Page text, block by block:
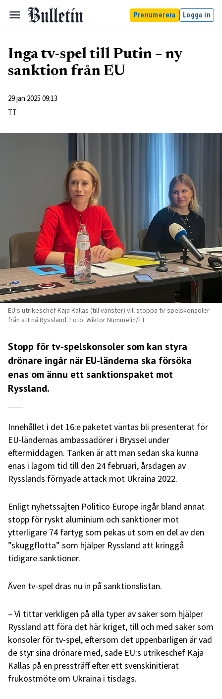
Prenumerera Logga in
Inga tv-spel till Putin – ny
sanktion från EU
29 jan 2025 09:13
TT
EU:s utrikeschef Kaja Kallas (till vänster) vill stoppa tv-spelskonsoler
från att nå Ryssland. Foto: Wiktor Nummelin/TT
Stopp för tv-spelskonsoler som kan styra
drönare ingår när EU-länderna ska försöka
enas om ännu ett sanktionspaket mot
Ryssland.
Innehållet i det 16:e paketet väntas bli presenterat för
EU-ländernas ambassadörer i Bryssel under
eftermiddagen. Tanken är att man sedan ska kunna
enas i lagom tid till den 24 februari, årsdagen av
Rysslands förnyade attack mot Ukraina 2022.
Enligt nyhetssajten Politico Europe ingår bland annat
stopp för ryskt aluminium och sanktioner mot
ytterligare 74 fartyg som pekas ut som en del av den
”skuggflotta” som hjälper Ryssland att kringgå
tidigare sanktioner.
Även tv-spel dras nu in på sanktionslistan.
– Vi tittar verkligen på alla typer av saker som hjälper
Ryssland att föra det här kriget, till och med saker som
konsoler för tv-spel, eftersom det uppenbarligen är vad
de styr sina drönare med, sade EU:s utrikeschef Kaja
Kallas på en pressträff efter ett svenskinitierat
frukostmöte om Ukraina i tisdags.